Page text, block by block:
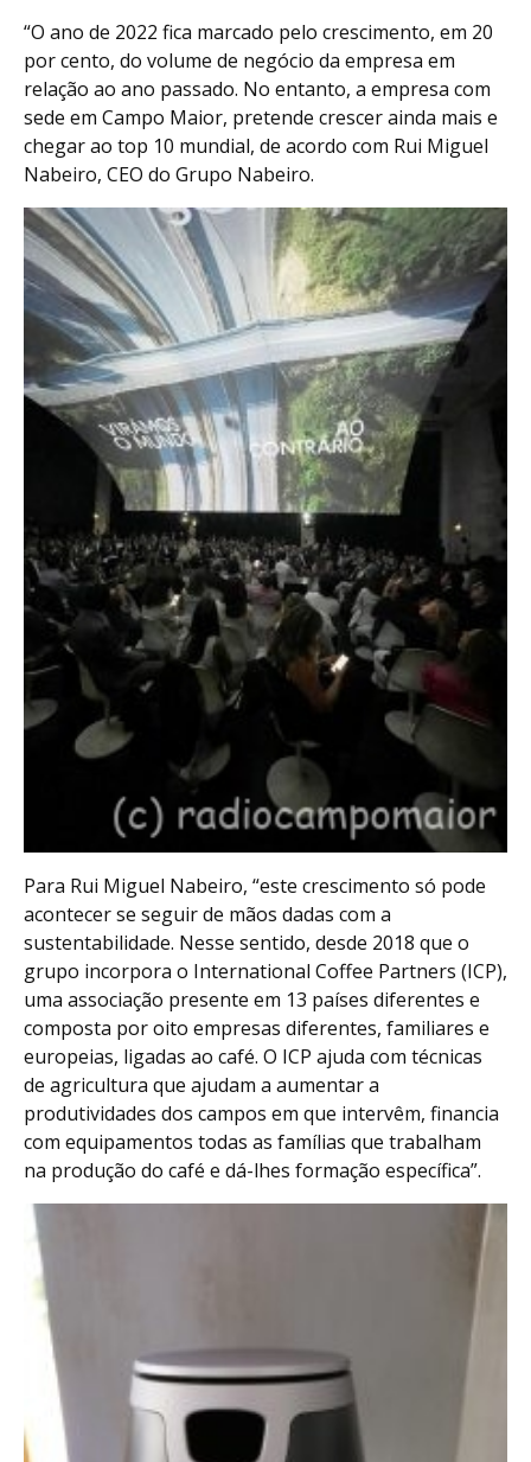
“O ano de 2022 fica marcado pelo crescimento, em 20
por cento, do volume de negócio da empresa em
relação ao ano passado. No entanto, a empresa com
sede em Campo Maior, pretende crescer ainda mais e
chegar ao top 10 mundial, de acordo com Rui Miguel
Nabeiro, CEO do Grupo Nabeiro.
Para Rui Miguel Nabeiro, “este crescimento só pode
acontecer se seguir de mãos dadas com a
sustentabilidade. Nesse sentido, desde 2018 que o
grupo incorpora o International Coffee Partners (ICP),
uma associação presente em 13 países diferentes e
composta por oito empresas diferentes, familiares e
europeias, ligadas ao café. O ICP ajuda com técnicas
de agricultura que ajudam a aumentar a
produtividades dos campos em que intervêm, financia
com equipamentos todas as famílias que trabalham
na produção do café e dá-lhes formação específica”.